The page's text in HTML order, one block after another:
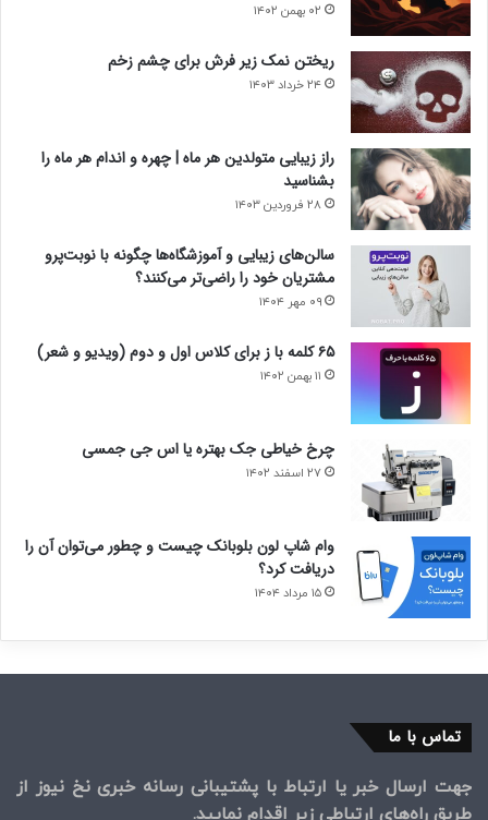
۰۲ بهمن ۱۴۰۲
ریختن نمک زیر فرش برای چشم زخم
۲۴ خرداد ۱۴۰۳
راز زیبایی متولدین هر ماه | چهره و اندام هر ماه را
بشناسید
۲۸ فروردین ۱۴۰۳
سالن‌های زیبایی و آموزشگاه‌ها چگونه با نوبت‌پرو
مشتریان خود را راضی‌تر می‌کنند؟
۰۹ مهر ۱۴۰۴
۶۵ کلمه با ز برای کلاس اول و دوم (ویدیو و شعر)
۱۱ بهمن ۱۴۰۲
چرخ خیاطی جک بهتره یا اس جی جمسی
۲۷ اسفند ۱۴۰۲
وام شاپ لون بلوبانک چیست و چطور می‌توان آن را
دریافت کرد؟
۱۵ مرداد ۱۴۰۴
تماس با ما
جهت ارسال خبر یا ارتباط با پشتیبانی رسانه خبری نخ نیوز از
طریق راه‌های ارتباطی زیر اقدام نمایید.